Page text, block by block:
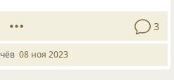
3
08 ноя 2023